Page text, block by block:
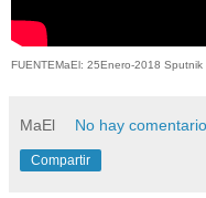
FUENTEMaEl: 25Enero-2018 Sputnik
MaEl No hay
Compartir